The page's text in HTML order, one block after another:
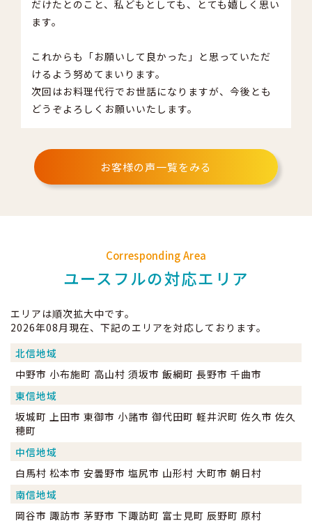
だけたとのこと、私どもとしても、とても嬉しく思い
ます。
これからも「お願いして良かった」と思っていただ
けるよう努めてまいります。
次回はお料理代行でお世話になりますが、今後とも
どうぞよろしくお願いいたします。
お客様の声一覧をみる
Corresponding Area
ユースフルの対応エリア
エリアは順次拡大中です。
2026年08月現在、下記のエリアを対応しております。
北信地域
中野市 小布施町 高山村 須坂市 飯綱町 長野市 千曲市
東信地域
坂城町 上田市 東御市 小諸市 御代田町 軽井沢町 佐久市 佐久
穂町
中信地域
白馬村 松本市 安曇野市 塩尻市 山形村 大町市 朝日村
南信地域
岡谷市 諏訪市 茅野市 下諏訪町 富士見町 辰野町 原村